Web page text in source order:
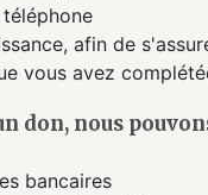
afin de
vous avez
don, nous
bancaires